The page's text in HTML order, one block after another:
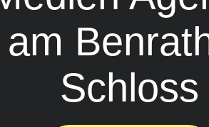
am
Schloss